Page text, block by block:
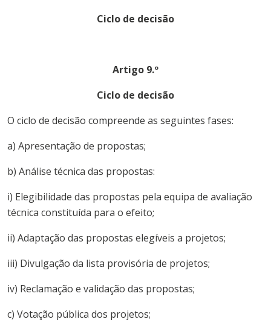
Ciclo de decisão
Artigo 9.º
Ciclo de decisão
O ciclo de decisão compreende as seguintes fases:
a) Apresentação de propostas;
b) Análise técnica das propostas:
i) Elegibilidade das propostas pela equipa de avaliação
técnica constituída para o efeito;
ii) Adaptação das propostas elegíveis a projetos;
iii) Divulgação da lista provisória de projetos;
iv) Reclamação e validação das propostas;
c) Votação pública dos projetos;